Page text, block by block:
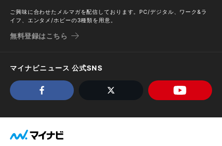
ご興味に合わせたメルマガを配信しております。PC/デジタル、ワーク&ラ
イフ、エンタメ/ホビーの3種類を用意。
無料登録はこちら
マイナビニュース 公式SNS